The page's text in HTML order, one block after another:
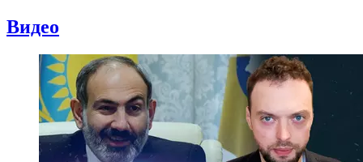
Видео